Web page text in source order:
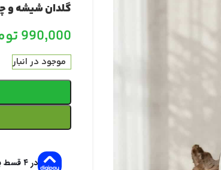
گلدان شیشه و
990,000
موجود در انبار
در ۴ قسط با دیجی‌پی